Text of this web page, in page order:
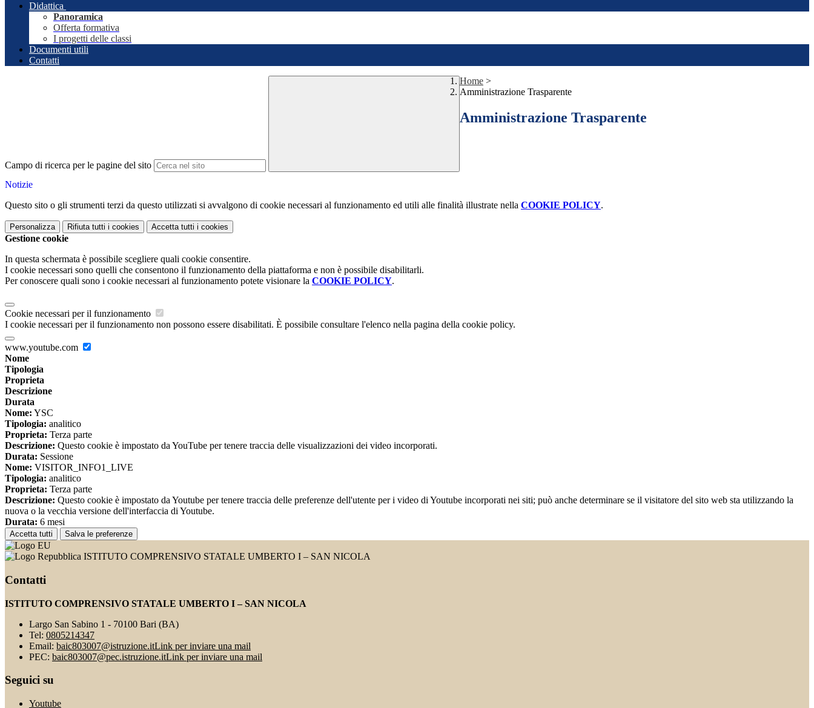
Didattica
Panoramica
Offerta formativa
I progetti delle classi
Documenti utili
Contatti
Campo di ricerca per le pagine del sito
Home >
Amministrazione Trasparente
Amministrazione Trasparente
Notizie
Questo sito o gli strumenti terzi da questo utilizzati si avvalgono di cookie necessari al funzionamento ed utili alle finalità illustrate nella COOKIE POLICY.
Personalizza Rifiuta tutti i cookies Accetta tutti i cookies
Gestione cookie
In questa schermata è possibile scegliere quali cookie consentire.
I cookie necessari sono quelli che consentono il funzionamento della piattaforma e non è possibile disabilitarli.
Per conoscere quali sono i cookie necessari al funzionamento potete visionare la COOKIE POLICY.
Cookie necessari per il funzionamento
I cookie necessari per il funzionamento non possono essere disabilitati. È possibile consultare l'elenco nella pagina della cookie policy.
www.youtube.com
Nome
Tipologia
Proprieta
Descrizione
Durata
Nome: YSC
Tipologia: analitico
Proprieta: Terza parte
Descrizione: Questo cookie è impostato da YouTube per tenere traccia delle visualizzazioni dei video incorporati.
Durata: Sessione
Nome: VISITOR_INFO1_LIVE
Tipologia: analitico
Proprieta: Terza parte
Descrizione: Questo cookie è impostato da Youtube per tenere traccia delle preferenze dell'utente per i video di Youtube incorporati nei siti; può anche determinare se il visitatore del sito web sta utilizzando la
nuova o la vecchia versione dell'interfaccia di Youtube.
Durata: 6 mesi
Accetta tutti Salva le preferenze
ISTITUTO COMPRENSIVO STATALE UMBERTO I – SAN NICOLA
Contatti
ISTITUTO COMPRENSIVO STATALE UMBERTO I – SAN NICOLA
Largo San Sabino 1 - 70100 Bari (BA)
Tel: 0805214347
Email: baic803007@istruzione.itLink per inviare una mail
PEC: baic803007@pec.istruzione.itLink per inviare una mail
Seguici su
Youtube